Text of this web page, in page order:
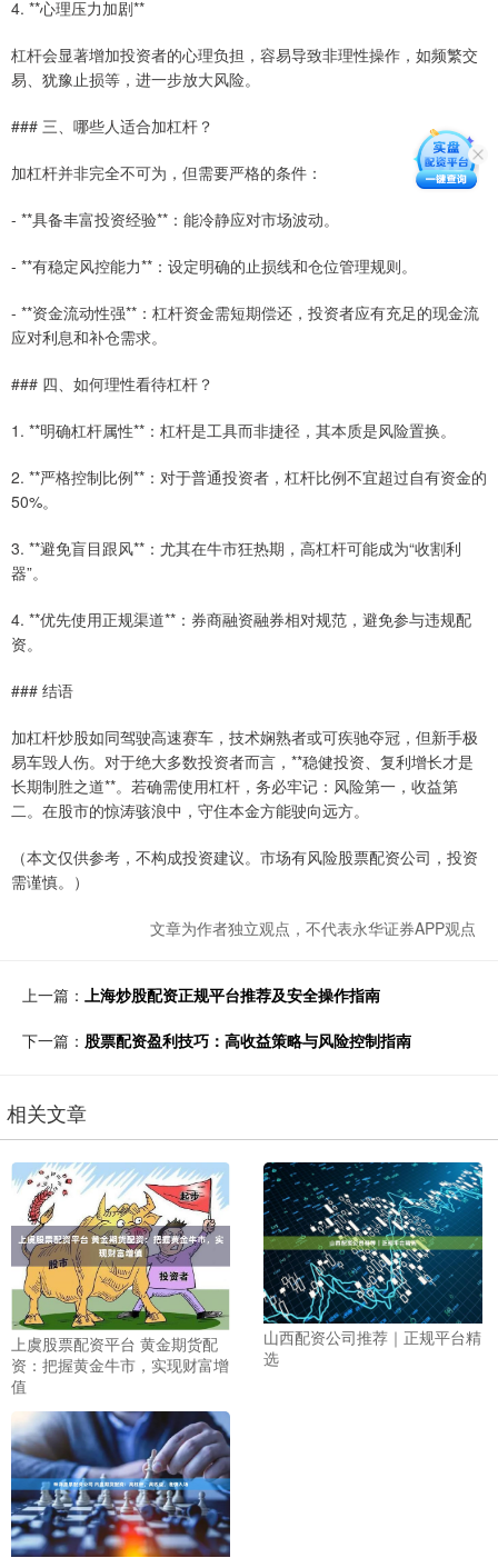
4. **心理压力加剧**
杠杆会显著增加投资者的心理负担，容易导致非理性操作，如频繁交
易、犹豫止损等，进一步放大风险。
### 三、哪些人适合加杠杆？
加杠杆并非完全不可为，但需要严格的条件：
- **具备丰富投资经验**：能冷静应对市场波动。
- **有稳定风控能力**：设定明确的止损线和仓位管理规则。
- **资金流动性强**：杠杆资金需短期偿还，投资者应有充足的现金流
应对利息和补仓需求。
### 四、如何理性看待杠杆？
1. **明确杠杆属性**：杠杆是工具而非捷径，其本质是风险置换。
2. **严格控制比例**：对于普通投资者，杠杆比例不宜超过自有资金的
50%。
3. **避免盲目跟风**：尤其在牛市狂热期，高杠杆可能成为“收割利
器”。
4. **优先使用正规渠道**：券商融资融券相对规范，避免参与违规配
资。
### 结语
加杠杆炒股如同驾驶高速赛车，技术娴熟者或可疾驰夺冠，但新手极
易车毁人伤。对于绝大多数投资者而言，**稳健投资、复利增长才是
长期制胜之道**。若确需使用杠杆，务必牢记：风险第一，收益第
二。在股市的惊涛骇浪中，守住本金方能驶向远方。
（本文仅供参考，不构成投资建议。市场有风险股票配资公司，投资
需谨慎。）
文章为作者独立观点，不代表永华证券APP观点
上一篇： 上海炒股配资正规平台推荐及安全操作指南
下一篇： 股票配资盈利技巧：高收益策略与风险控制指南
相关文章
上虞股票配资平台 黄金期货配
资：把握黄金牛市，实现财富增
值
山西配资公司推荐｜正规平台精
选